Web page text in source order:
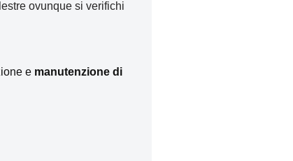
ovunque si verifichi
e manutenzione di